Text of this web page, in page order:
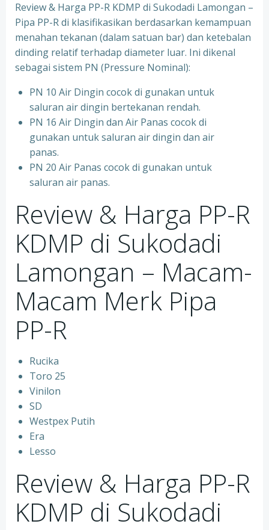
Review & Harga PP-R KDMP di Sukodadi Lamongan –
Pipa PP-R di klasifikasikan berdasarkan kemampuan
menahan tekanan (dalam satuan bar) dan ketebalan
dinding relatif terhadap diameter luar. Ini dikenal
sebagai sistem PN (Pressure Nominal):
PN 10 Air Dingin cocok di gunakan untuk
saluran air dingin bertekanan rendah.
PN 16 Air Dingin dan Air Panas cocok di
gunakan untuk saluran air dingin dan air
panas.
PN 20 Air Panas cocok di gunakan untuk
saluran air panas.
Review & Harga PP-R
KDMP di Sukodadi
Lamongan – Macam-
Macam Merk Pipa
PP-R
Rucika
Toro 25
Vinilon
SD
Westpex Putih
Era
Lesso
Review & Harga PP-R
KDMP di Sukodadi